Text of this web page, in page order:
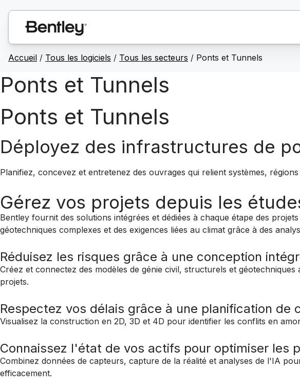
Accueil / Tous les logiciels / Tous les secteurs / Ponts et Tunnels
Ponts et Tunnels
Ponts et Tunnels
Déployez des infrastructures de
Planifiez, concevez et entretenez des ouvrages qui relient systèmes,
Gérez vos projets depuis les
Bentley fournit des solutions intégrées et dédiées à chaque étape des
géotechniques complexes et des exigences liées au climat grâce à des
Réduisez les risques grâce à une conception
Créez et connectez des modèles de génie civil, structurels et
projets.
Respectez vos délais grâce à une planification de
Visualisez la construction en 2D, 3D et 4D pour identifier les conflits en
Connaissez l'état de vos actifs pour optimiser les
Combinez données de capteurs, capture de la réalité et analyses de l'IA
efficacement.